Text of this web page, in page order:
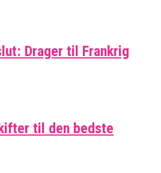
Drager til Frankrig
til den bedste